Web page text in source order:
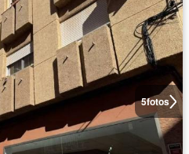
5fotos